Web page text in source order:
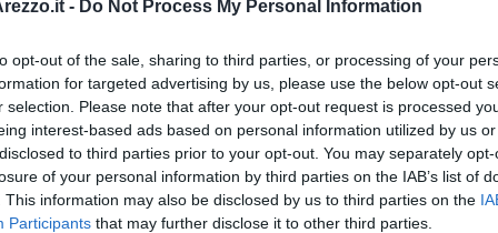
- Do Not Process My Personal Information
opt-out of the sale, sharing to third parties, or processing of your
for targeted advertising by us, please use the below opt-out
selection. Please note that after your opt-out request is processed
interest-based ads based on personal information utilized by us
to third parties prior to your opt-out. You may separately
of your personal information by third parties on the IAB’s list of
This information may also be disclosed by us to third parties on the
Participants that may further disclose it to other third parties.
a
stiano lavorando sottobanco per
Ora, di questo un governo non può che essere
restringere l’accesso, al contrario: per garantire un accesso
la postdemocrazia”, in cui si concentra sull’analisi
contrarie alla globalizzazione. Egli non identifica
che, anzi, con la sua rozza rumorosità potrebbe scuotere le
democratico; ma molte correnti populiste sono criticabili
i processi di globalizzazione, ma soprattutto per un